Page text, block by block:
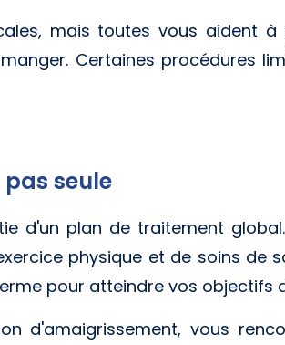
mais toutes vous aident
Certaines procédures
seule
d'un plan de traitement
physique et de soins de
pour atteindre vos objectifs
d'amaigrissement, vous